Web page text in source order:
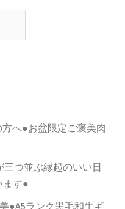
へ●お盆限定ご褒美肉
つ並ぶ縁起のいい日
ます●
●A5ランク黒毛和牛ギ